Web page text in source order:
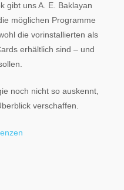
gibt uns A. E. Baklayan
möglichen Programme
die vorinstallierten als
erhältlich sind – und
noch nicht so auskennt,
verschaffen.